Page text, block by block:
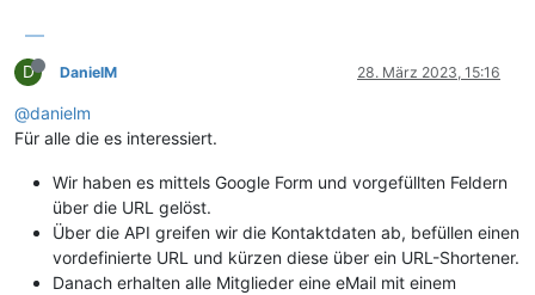
D DanielM 28. März 2023, 15:16
@danielm
Für alle die es interessiert.
Wir haben es mittels Google Form und vorgefüllten Feldern
über die URL gelöst.
Über die API greifen wir die Kontaktdaten ab, befüllen einen
vordefinierte URL und kürzen diese über ein URL-Shortener.
Danach erhalten alle Mitglieder eine eMail mit einem